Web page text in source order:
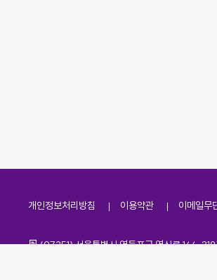
개인정보처리방침 이용약관 이메일무
주소
(07251) 서울특별시 영등포구 영신로 166,